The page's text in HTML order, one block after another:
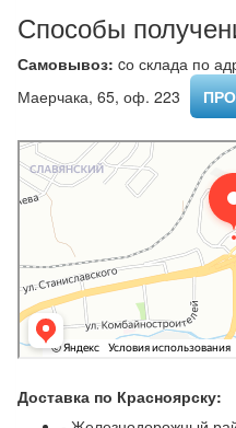
Способы
Самовывоз: cо склада по
Маерчака, 65, оф. 223 ​
Доставка по Красноярску: